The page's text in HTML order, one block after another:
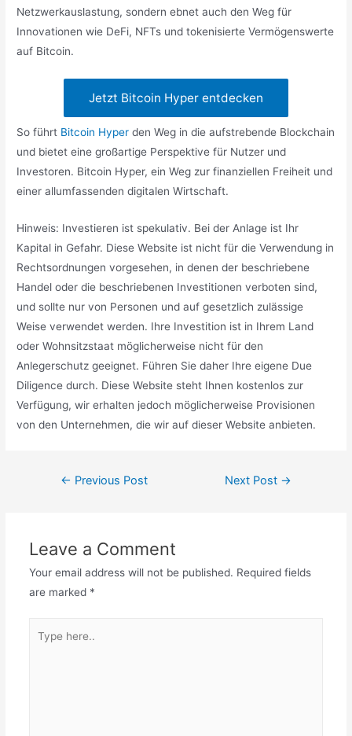
Netzwerkauslastung, sondern ebnet auch den Weg für
Innovationen wie DeFi, NFTs und tokenisierte Vermögenswerte
auf Bitcoin.
Jetzt Bitcoin Hyper entdecken
So führt Bitcoin Hyper den Weg in die aufstrebende Blockchain
und bietet eine großartige Perspektive für Nutzer und
Investoren. Bitcoin Hyper, ein Weg zur finanziellen Freiheit und
einer allumfassenden digitalen Wirtschaft.
Hinweis: Investieren ist spekulativ. Bei der Anlage ist Ihr
Kapital in Gefahr. Diese Website ist nicht für die Verwendung in
Rechtsordnungen vorgesehen, in denen der beschriebene
Handel oder die beschriebenen Investitionen verboten sind,
und sollte nur von Personen und auf gesetzlich zulässige
Weise verwendet werden. Ihre Investition ist in Ihrem Land
oder Wohnsitzstaat möglicherweise nicht für den
Anlegerschutz geeignet. Führen Sie daher Ihre eigene Due
Diligence durch. Diese Website steht Ihnen kostenlos zur
Verfügung, wir erhalten jedoch möglicherweise Provisionen
von den Unternehmen, die wir auf dieser Website anbieten.
Post← Previous Post Next Post →
Leave a Comment
Your email address will not be published. Required fields
are marked *
here..